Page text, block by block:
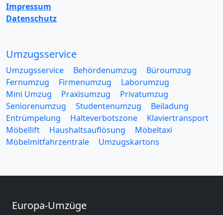
Impressum
Datenschutz
Umzugsservice
Umzugsservice Behördenumzug
Büroumzug
Fernumzug
Firmenumzug
Laborumzug
Mini Umzug
Praxisumzug
Privatumzug
Seniorenumzug
Studentenumzug
Beiladung
Entrümpelung
Halteverbotszone
Klaviertransport
Möbellift
Haushaltsauflösung
Möbeltaxi
Möbelmitfahrzentrale
Umzugskartons
Europa-Umzüge